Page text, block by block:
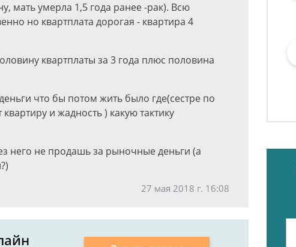
мать умерла 1,5 года ранее -рак). Всю
но квартплата дорогая - квартира 4
квартплаты за 3 года плюс половина
что бы потом жить было где(сестре по
и жадность ) какую тактику
него не продашь за рыночные деньги (а
27 мая 2018 г. 16:08